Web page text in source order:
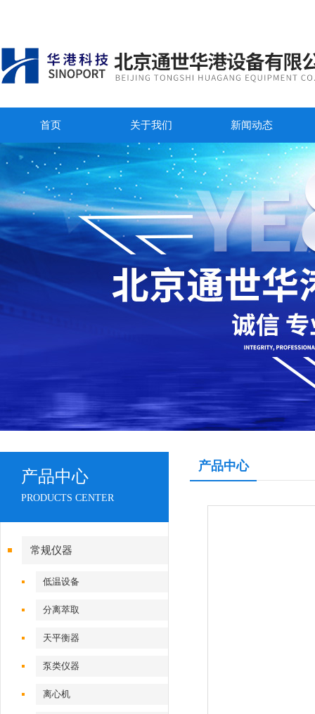
首页 关于我们 新闻动态
产品中心
PRODUCTS CENTER
常规仪器
低温设备
分离萃取
天平衡器
泵类仪器
离心机
产品中心